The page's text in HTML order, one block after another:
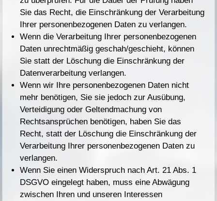
Sie das Recht, die Einschränkung der Verarbeitung
Ihrer personenbezogenen Daten zu verlangen.
Wenn die Verarbeitung Ihrer personenbezogenen
Daten unrechtmäßig geschah/geschieht, können
Sie statt der Löschung die Einschränkung der
Datenverarbeitung verlangen.
Wenn wir Ihre personenbezogenen Daten nicht
mehr benötigen, Sie sie jedoch zur Ausübung,
Verteidigung oder Geltendmachung von
Rechtsansprüchen benötigen, haben Sie das
Recht, statt der Löschung die Einschränkung der
Verarbeitung Ihrer personenbezogenen Daten zu
verlangen.
Wenn Sie einen Widerspruch nach Art. 21 Abs. 1
DSGVO eingelegt haben, muss eine Abwägung
zwischen Ihren und unseren Interessen